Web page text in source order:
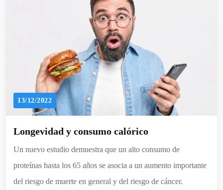
13/12/2022
Longevidad y consumo calórico
Un nuevo estudio demuestra que un alto consumo de
proteínas hasta los 65 años se asocia a un aumento importante
del riesgo de muerte en general y del riesgo de cáncer.